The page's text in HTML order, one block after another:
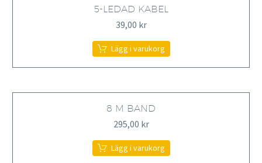
5-LEDAD KABEL
39,00 kr
Lägg i varukorg
8 M BAND
295,00 kr
Lägg i varukorg